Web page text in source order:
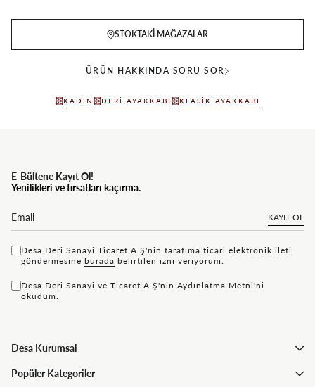
STOKTAKI MAĞAZALAR
ÜRÜN HAKKINDA SORU SOR
KADIN DERI AYAKKABI KLASIK AYAKKABI
E-Bültene Kayıt Ol!
Yenilikleri ve fırsatları kaçırma.
KAYIT OL
Desa Deri Sanayi Ticaret A.Ş'nin tarafıma ticari elektronik ileti
göndermesine bu rada belirtilen izni veriyorum.
Desa Deri Sanayi ve Ticaret A.Ş'nin Aydınlatma Metni'ni
okudum.
Desa Kurumsal
Popüler Kategoriler